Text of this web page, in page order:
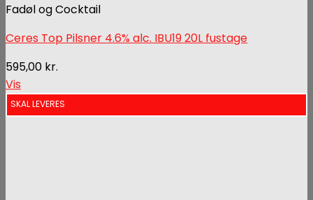
Fadøl og Cocktail
Ceres Top Pilsner 4.6% alc. IBU19 20L fustage
595,00 kr.
Vis
SKAL LEVERES